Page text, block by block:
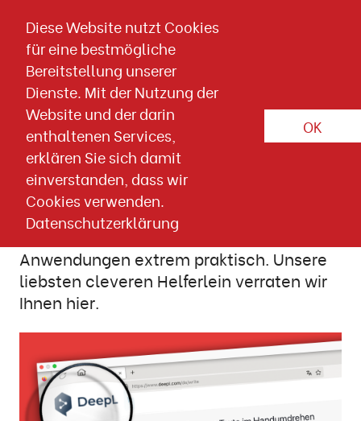
Diese Website nutzt Cookies
für eine bestmögliche
Bereitstellung unserer
Dienste. Mit der Nutzung der
Website und der darin
enthaltenen Services,
erklären Sie sich damit
einverstanden, dass wir
Cookies verwenden.
Datenschutzerklärung
OK
Artikel-Detailseite
22. FEBRUAR 2024 E-Mail Marketing
PRAXISTIPPS CONTENT
3 smarte KI-Helfer im Alltag
ChatGPT und Deepl sind im Alltag der
Newsletter-Erstellung für einige
Anwendungen extrem praktisch. Unsere
liebsten cleveren Helferlein verraten wir
Ihnen hier.